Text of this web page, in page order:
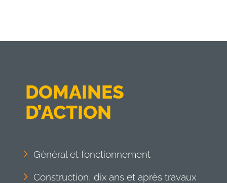
DOMAINES
D’ACTION
Général et fonctionnement
Construction, dix ans et après travaux